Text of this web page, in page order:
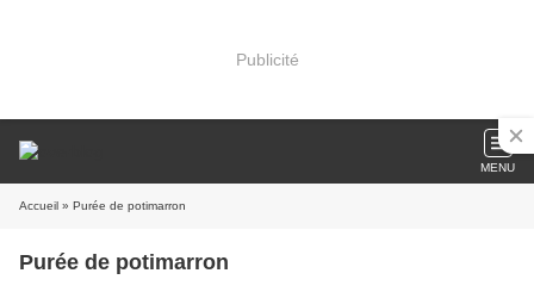
Publicité
MENU
Accueil » Purée de potimarron
Purée de potimarron